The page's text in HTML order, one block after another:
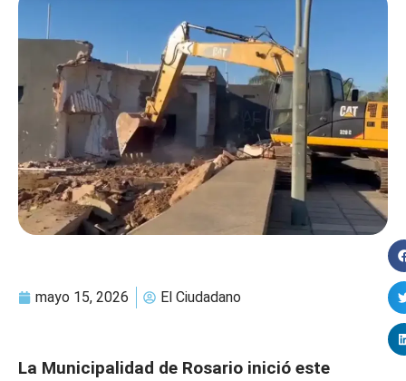
mayo 15, 2026 El Ciudadano
La Municipalidad de Rosario inició este